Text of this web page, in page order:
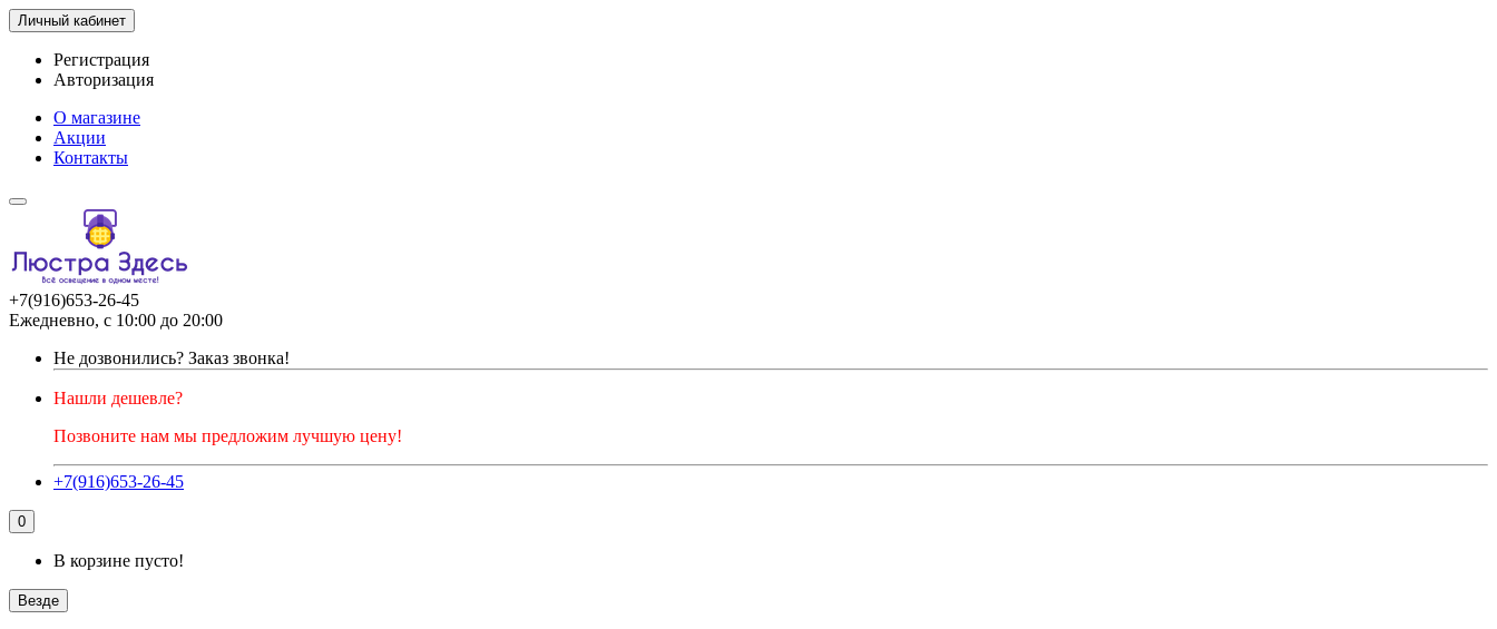
Личный кабинет
Регистрация
Авторизация
О магазине
Акции
Контакты
+7(916)653-26-45
Ежедневно, с 10:00 до 20:00
Не дозвонились? Заказ звонка!
Нашли дешевле?
Позвоните нам мы предложим лучшую цену!
+7(916)653-26-45
0
В корзине пусто!
Везде